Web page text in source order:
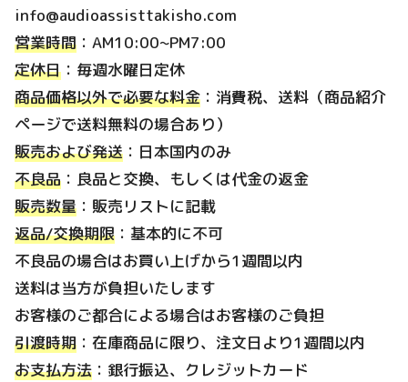
info@audioassisttakisho.com
営業時間 ：AM10:00~PM7:00
定休日 ：毎週水曜日定休
商品価格以外で必要な料金 ：消費税、送料（商品紹介
ページで送料無料の場合あり）
販売および発送 ：日本国内のみ
不良品 ：良品と交換、もしくは代金の返金
販売数量 ：販売リストに記載
返品/交換期限 ：基本的に不可
不良品の場合はお買い上げから1週間以内
送料は当方が負担いたします
お客様のご都合による場合はお客様のご負担
引渡時期 ：在庫商品に限り、注文日より1週間以内
お支払方法 ：銀行振込、クレジットカード